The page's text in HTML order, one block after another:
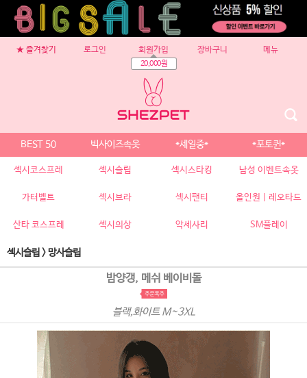
★ 즐겨찾기 로그인 회원가입
20,000원
장바구니 메뉴
BEST 50 빅사이즈속옷 *세일중* *포토퀸*
섹시코스프레 섹시슬립 섹시스타킹 남성 이벤트속옷
가터벨트 섹시브라 섹시팬티 올인원 | 레오타드
산타 코스프레 섹시의상 악세사리 SM플레이
섹시슬립 >망사슬립
밤양갱, 메쉬 베이비돌
블랙,화이트 M~3XL